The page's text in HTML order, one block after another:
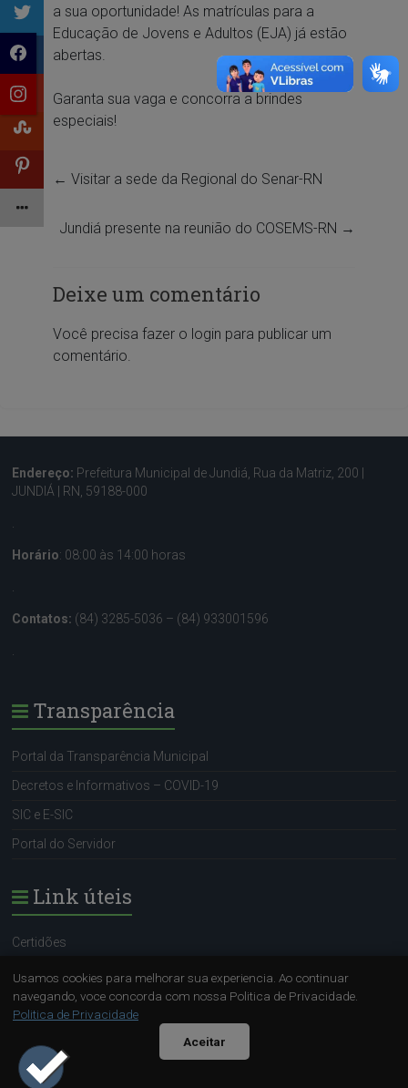
a sua oportunidade! As matrículas para a
Educação de Jovens e Adultos (EJA) já estão
abertas.
Garanta sua vaga e concorra a brindes
especiais!
← Visitar a sede da Regional do Senar-RN
Jundiá presente na reunião do COSEMS-RN →
Deixe um comentário
Você precisa fazer o login para publicar um
comentário.
Endereço: Prefeitura Municipal de Jundiá, Rua da Matriz, 200 |
JUNDIÁ | RN, 59188-000
.
Horário: 08:00 às 14:00 horas
.
Contatos: (84) 3285-5036 – (84) 933001596
.
Transparência
Portal da Transparência Municipal
Decretos e Informativos – COVID-19
SIC e E-SIC
Portal do Servidor
Link úteis
Certidões
Portal do Servidor
SIC e E-SIC
Usamos cookies para melhorar sua experiencia. Ao continuar
navegando, voce concorda com nossa Politica de Privacidade.
Politica de Privacidade
Aceitar